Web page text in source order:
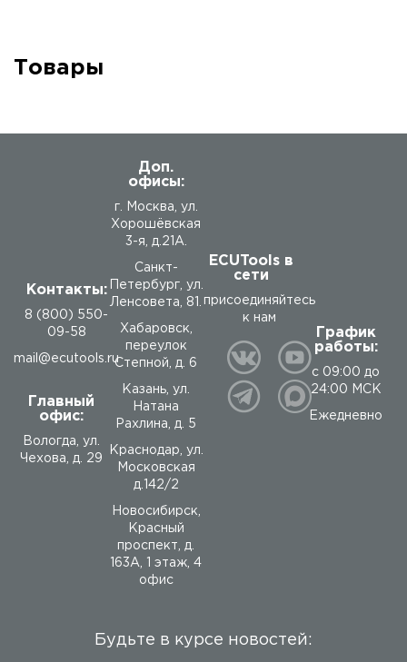
Товары
Контакты:
8 (800) 550-
09-58
mail@ecutools.ru
Главный
офис:
Вологда
ул.
Чехова, д. 29
Доп.
офисы:
г. Москва, ул.
Хорошёвская
3-я, д.21А.
Санкт-
Петербург, ул.
Ленсовета, 81.
Хабаровск,
переулок
Степной, д. 6
Казань, ул.
Натана
Рахлина, д. 5
Краснодар, ул.
Московская
д.142/2
Новосибирск,
Красный
проспект, д.
163А, 1 этаж, 4
офис
ECUTools в
сети
присоединяйтесь
к нам
График
работы:
с 09:00 до
24:00 МСК
Ежедневно
Будьте в курсе новостей: